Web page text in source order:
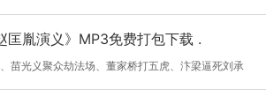
匡胤演义》MP3免费打包下载 .
苗光义聚众劫法场、董家桥打五虎、汴梁逼死刘承